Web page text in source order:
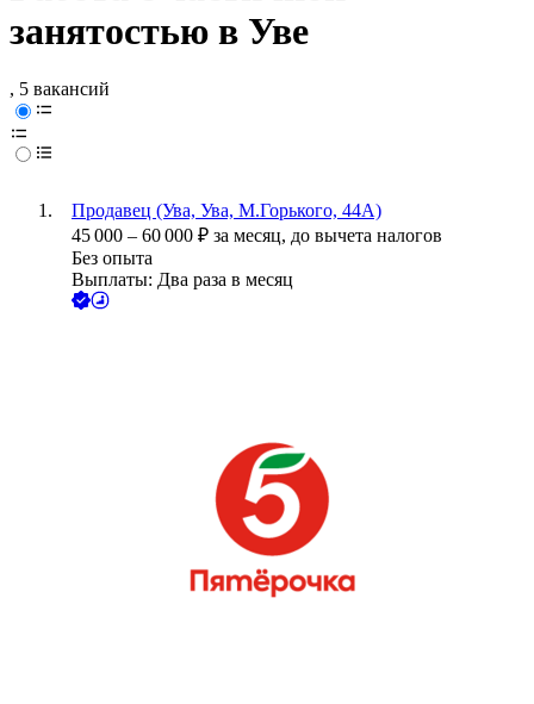
занятостью в Уве
, 5 вакансий
Продавец (Ува, Ува, М.Горького, 44А)
45 000 – 60 000 ₽ за месяц, до вычета налогов
Без опыта
Выплаты: Два раза в месяц